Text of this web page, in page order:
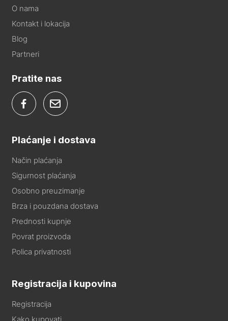
O nama
Kontakt i lokacija
Blog
Partneri
Pratite nas
Plaćanje i dostava
Način plaćanja
Sigurnost plaćanja
Osobno preuzimanje
Brza i pouzdana dostava
Prednosti kupnje
Povrat proizvoda
Polica privatnosti
Registracija i kupovina
Registracija